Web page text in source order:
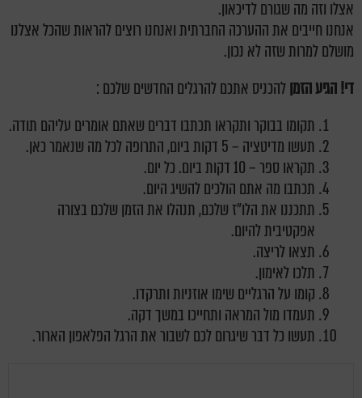
אצלו וזה מה שגורם לדיכאון.
אנחנו חייבים את ההערכה החברתית ואנחנו רוצים להראות שהכל אצלנו
מושלם למרות שזה לא נכון.
די! הגיע הזמןלהכניס אתכם להרגלים החדשים שלכם :
תקומו בבוקר ותקראו תכתבו דברים שאתם אומרים עליהם תודה.
תעשו מדיטציה – 5 דקות ביום, התרופה לכל מה שנאמר כאן.
תקראו ספר – 10 דקות ביום. כל יום.
תכתבו מה אתם הולכים להשיג היום.
תתכננו את הלו"ז שלכם, תנהלו את הזמן שלכם בצורה
אפקטיבית להיום.
תצאו לריצה.
תלכו לאימון.
קומו על הרגליים שימו אוזניות ותרקדו.
תעמדו מול המראה ותחייכו במשך דקה.
תעשו כל דבר שיגרום לכם לשבור את הרגל הפלאפון הארור.